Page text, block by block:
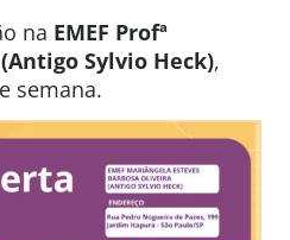
na EMEF Profª
Sylvio Heck),
semana.